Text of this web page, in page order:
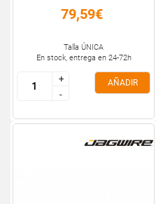
79,59€
Talla ÚNICA
En stock, entrega en 24-72h
+
-
+
-
AÑADIR